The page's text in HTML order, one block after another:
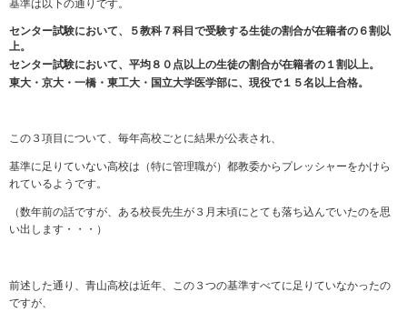
基準は以下の通りです。
センター試験において、５教科７科目で受験する生徒の割合が在籍者の６割以
上。
センター試験において、平均８０点以上の生徒の割合が在籍者の１割以上。
東大・京大・一橋・東工大・国立大学医学部に、現役で１５名以上合格。
この３項目について、毎年高校ごとに結果が公表され、
基準に足りていない高校は（特に管理職が）都教委からプレッシャーをかけら
れているようです。
（数年前の話ですが、ある校長先生が３月末頃にとても落ち込んでいたのを思
い出します・・・）
前述した通り、青山高校は近年、この３つの基準すべてに足りていなかったの
ですが、